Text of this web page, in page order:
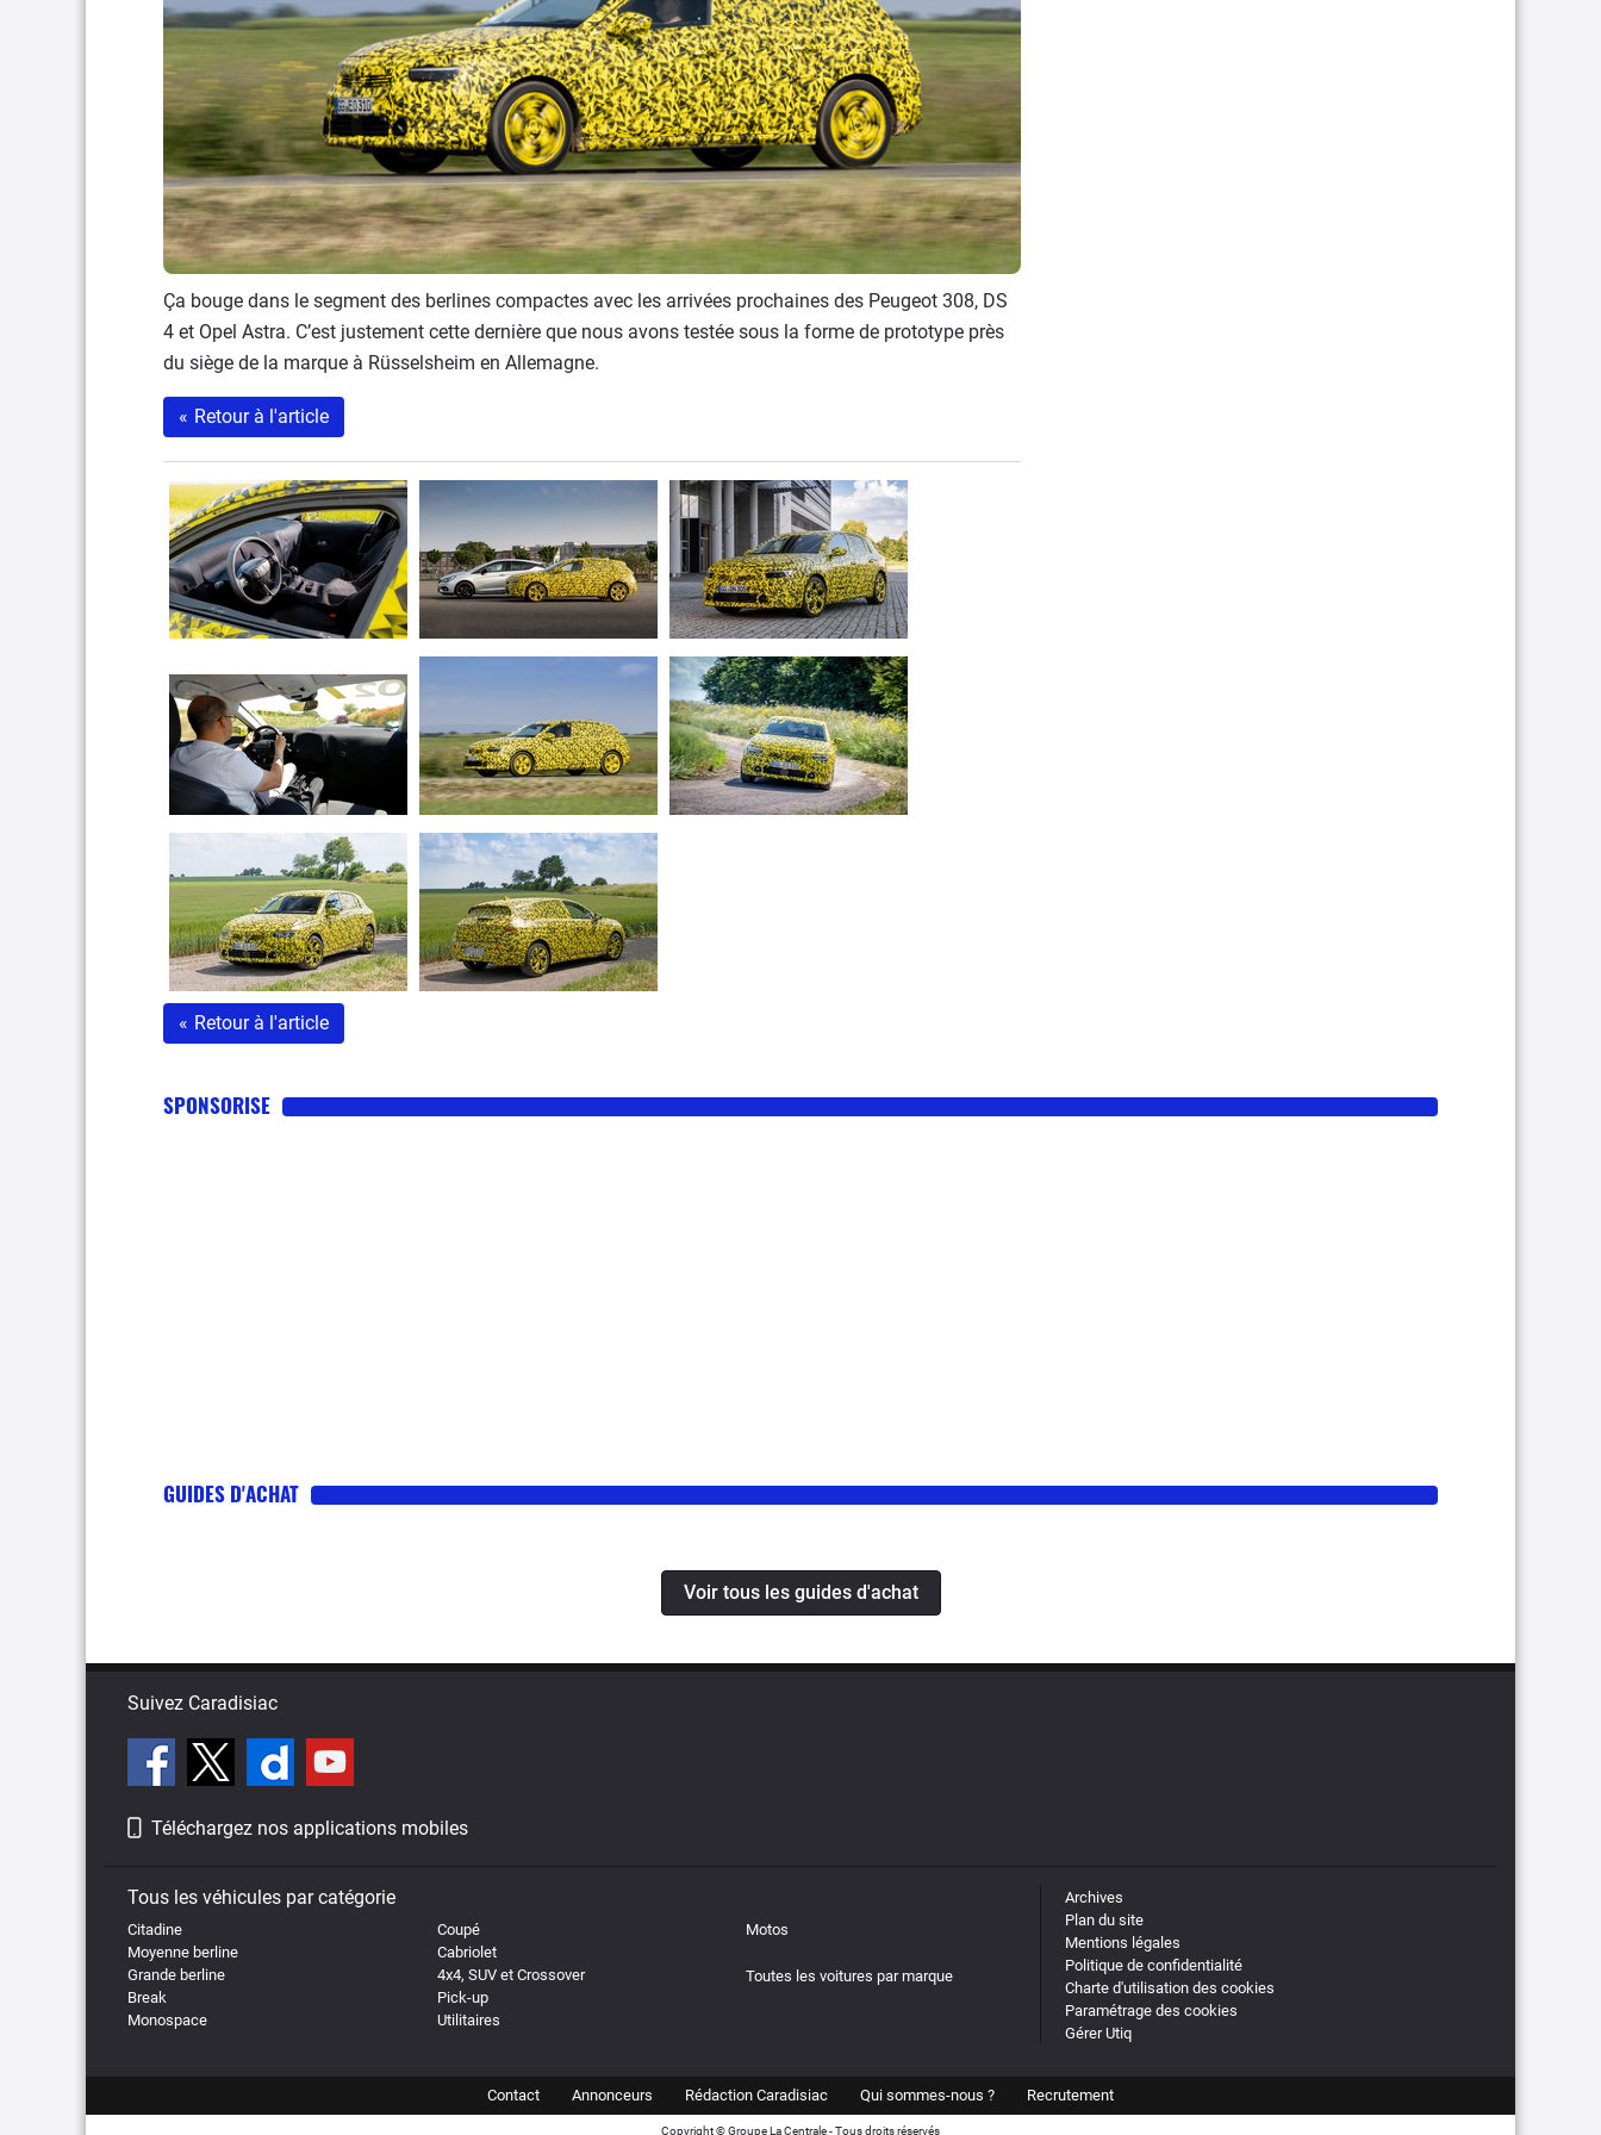
Ça bouge dans le segment des berlines compactes avec les arrivées prochaines des Peugeot 308, DS
4 et Opel Astra. C’est justement cette dernière que nous avons testée sous la forme de prototype près
du siège de la marque à Rüsselsheim en Allemagne.
« Retour à l'article
« Retour à l'article
SPONSORISE
GUIDES D'ACHAT
Voir tous les guides d'achat
Suivez Caradisiac
Téléchargez nos applications mobiles
Tous les véhicules par catégorie
Citadine
Moyenne berline
Grande berline
Break
Monospace
Coupé
Cabriolet
4x4, SUV et Crossover
Pick-up
Utilitaires
Motos
Toutes les voitures par marque
Archives
Plan du site
Mentions légales
Politique de confidentialité
Charte d'utilisation des cookies
Paramétrage des cookies
Gérer Utiq
Contact Annonceurs Rédaction Caradisiac Qui sommes-nous ? Recrutement
Copyright © Groupe La Centrale - Tous droits réservés